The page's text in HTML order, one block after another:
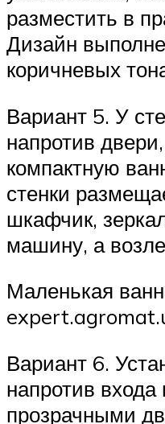
разместить в
Дизайн
коричневых
Вариант 5. У
напротив
компактную
стенки
шкафчик,
машину, а
Маленькая
Вариант 6.
напротив входа
прозрачными